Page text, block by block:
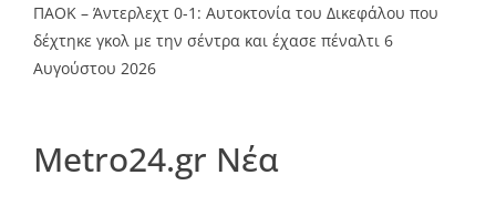
ΠΑΟΚ – Άντερλεχτ 0-1: Αυτοκτονία του Δικεφάλου που
δέχτηκε γκολ με την σέντρα και έχασε πέναλτι 6
Αυγούστου 2026
Metro24.gr Νέα